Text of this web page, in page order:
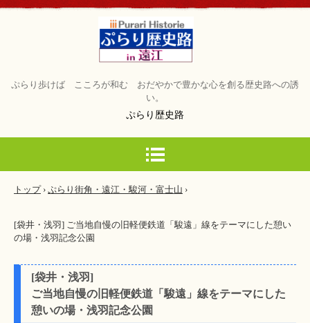
ぷらり歩けば こころが和む おだやかで豊かな心を創る歴史路への誘
い。
ぷらり歴史路
トップ › ぷらり街角・遠江・駿河・富士山 ›
[袋井・浅羽] ご当地自慢の旧軽便鉄道「駿遠」線をテーマにした憩い
の場・浅羽記念公園
[袋井・浅羽]
ご当地自慢の旧軽便鉄道「駿遠」線をテーマにした
憩いの場・浅羽記念公園